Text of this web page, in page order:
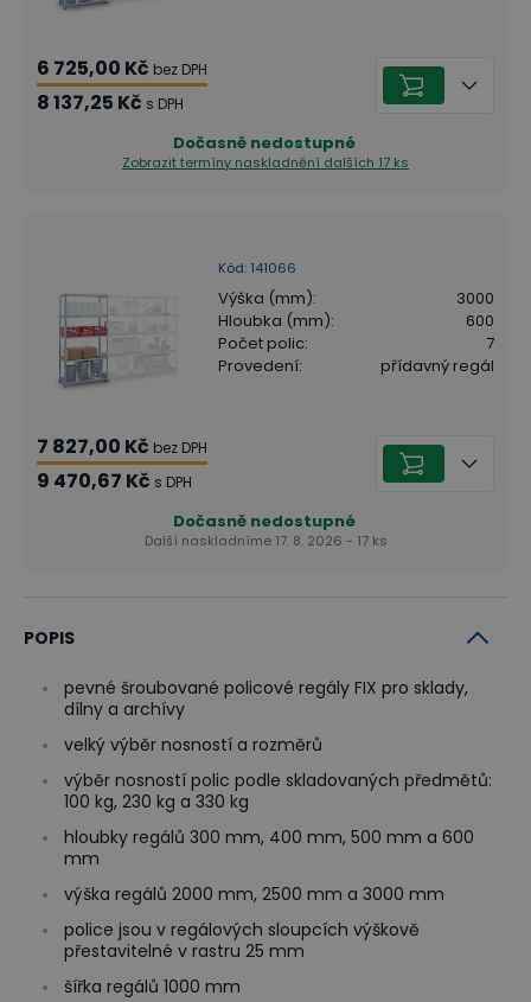
6 725,00 Kč bez DPH
8 137,25 Kč s DPH
Dočasně nedostupné
Zobrazit termíny naskladnění dalších 17 ks
Kód: 141066
Výška (mm):
3000
Hloubka (mm):
600
Počet polic:
7
Provedení: přídavný regál
7 827,00 Kč bez DPH
9 470,67 Kč s DPH
Dočasně nedostupné
Další naskladníme 17. 8. 2026 - 17 ks
POPIS
pevné šroubované policové regály FIX pro sklady,
dílny a archívy
velký výběr nosností a rozměrů
výběr nosností polic podle skladovaných předmětů:
100 kg, 230 kg a 330 kg
hloubky regálů 300 mm, 400 mm, 500 mm a 600
mm
výška regálů 2000 mm, 2500 mm a 3000 mm
police jsou v regálových sloupcích výškově
přestavitelné v rastru 25 mm
šířka regálů 1000 mm